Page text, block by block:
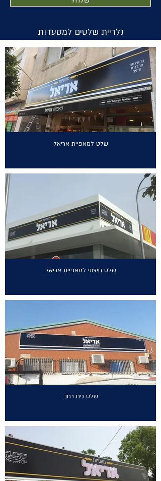
גלריית שלטים למסעדות
שלט למאפיית אריאל
שלט חיצוני למאפיית אריאל
שלט פח רחב